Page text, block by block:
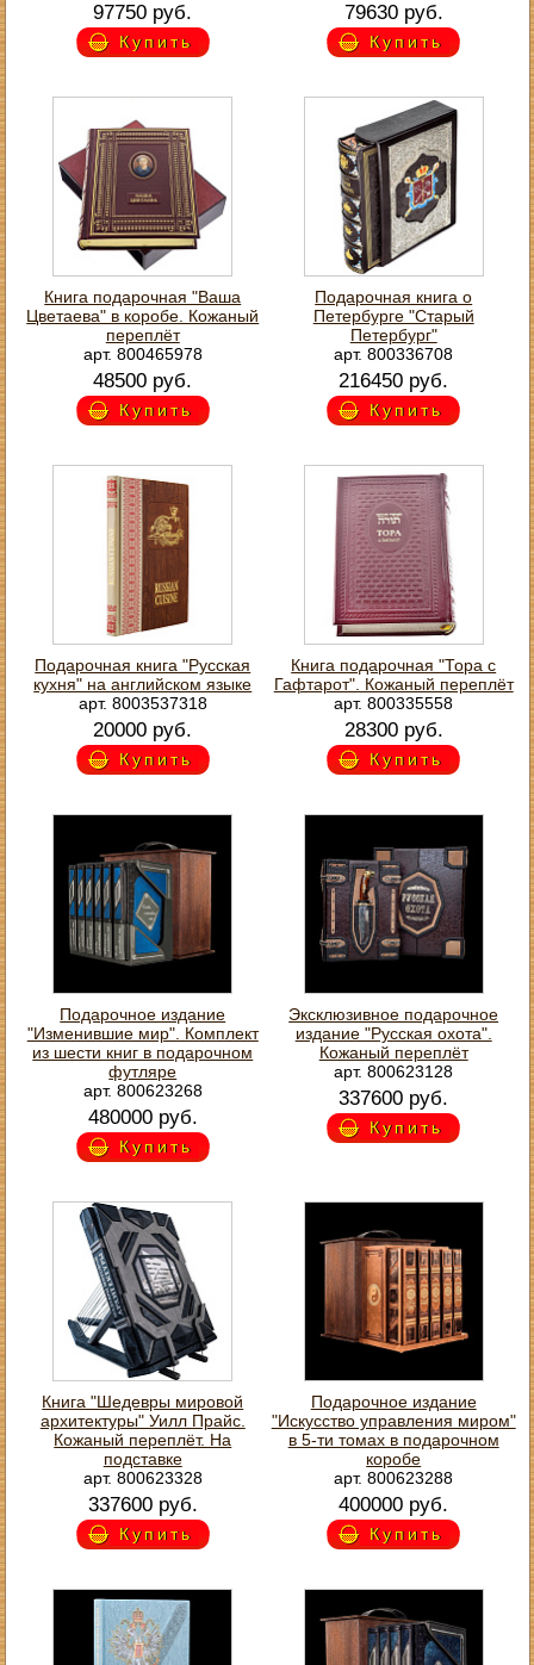
97750 руб.
Купить
79630 руб.
Купить
Книга подарочная "Ваша
Цветаева" в коробе. Кожаный
переплёт
арт. 800465978
48500 руб.
Купить
Подарочная книга о
Петербурге "Старый
Петербург"
арт. 800336708
216450 руб.
Купить
Подарочная книга "Русская
кухня" на английском языке
арт. 8003537318
20000 руб.
Купить
Книга подарочная "Тора с
Гафтарот". Кожаный переплёт
арт. 800335558
28300 руб.
Купить
Подарочное издание
"Изменившие мир". Комплект
из шести книг в подарочном
футляре
арт. 800623268
480000 руб.
Купить
Эксклюзивное подарочное
издание "Русская охота".
Кожаный переплёт
арт. 800623128
337600 руб.
Купить
Книга "Шедевры мировой
архитектуры" Уилл Прайс.
Кожаный переплёт. На
подставке
арт. 800623328
337600 руб.
Купить
Подарочное издание
"Искусство управления миром"
в 5-ти томах в подарочном
коробе
арт. 800623288
400000 руб.
Купить